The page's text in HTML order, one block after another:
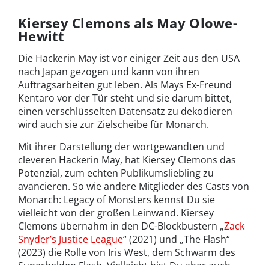
Kiersey Clemons als May Olowe-
Hewitt
Die Hackerin May ist vor einiger Zeit aus den USA
nach Japan gezogen und kann von ihren
Auftragsarbeiten gut leben. Als Mays Ex-Freund
Kentaro vor der Tür steht und sie darum bittet,
einen verschlüsselten Datensatz zu dekodieren
wird auch sie zur Zielscheibe für Monarch.
Mit ihrer Darstellung der wortgewandten und
cleveren Hackerin May, hat Kiersey Clemons das
Potenzial, zum echten Publikumsliebling zu
avancieren. So wie andere Mitglieder des Casts von
Monarch: Legacy of Monsters kennst Du sie
vielleicht von der großen Leinwand. Kiersey
Clemons übernahm in den DC-Blockbustern „Zack
Snyder’s Justice League“ (2021) und „The Flash“
(2023) die Rolle von Iris West, dem Schwarm des